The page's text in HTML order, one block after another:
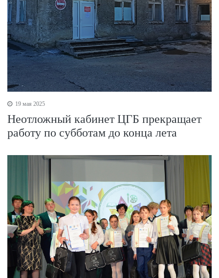
19 мая 2025
Неотложный кабинет ЦГБ прекращает
работу по субботам до конца лета